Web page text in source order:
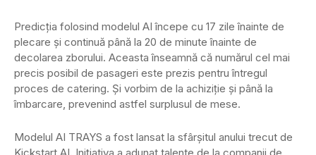
Predicția folosind modelul AI începe cu 17 zile înainte de
plecare și continuă până la 20 de minute înainte de
decolarea zborului. Aceasta înseamnă că numărul cel mai
precis posibil de pasageri este prezis pentru întregul
proces de catering. Și vorbim de la achiziție și până la
îmbarcare, prevenind astfel surplusul de mese.
Modelul AI TRAYS a fost lansat la sfârșitul anului trecut de